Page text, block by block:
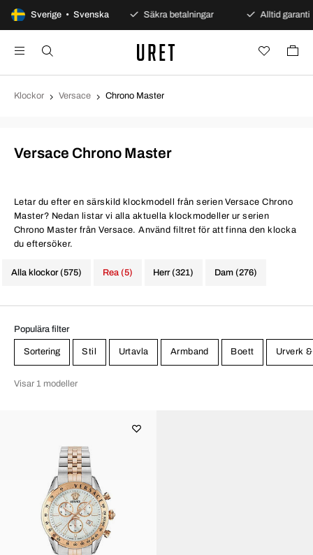
Sverige • Svenska
dagars öppet köp Säkra betalningar Alltid garanti
Klockor Versace Chrono Master
Versace Chrono Master
Letar du efter en särskild klockmodell från serien Versace Chrono
Master? Nedan listar vi alla aktuella klockmodeller ur serien
Chrono Master från Versace. Använd filtret för att finna den klocka
du eftersöker.
Alla klockor (575) Herr (321) Dam (276)
Rea (5)
Populära filter
Sortering Stil Urtavla Armband Boett Urverk
Visar 1 modeller